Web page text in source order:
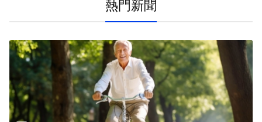
熱門新聞